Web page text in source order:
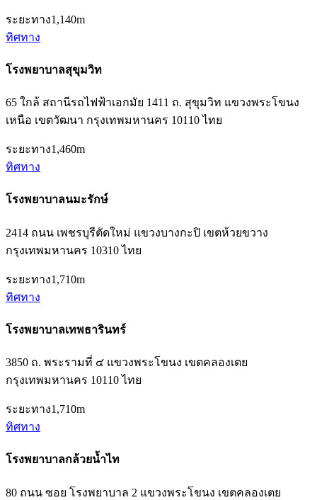
ระยะทาง1,140m
ทิศทาง
โรงพยาบาลสุขุมวิท
65 ใกล้ สถานีรถไฟฟ้าเอกมัย 1411 ถ. สุขุมวิท แขวงพระโขนง
เหนือ เขตวัฒนา กรุงเทพมหานคร 10110 ไทย
ระยะทาง1,460m
ทิศทาง
โรงพยาบาลนมะรักษ์
2414 ถนน เพชรบุรีตัดใหม่ แขวงบางกะปิ เขตห้วยขวาง
กรุงเทพมหานคร 10310 ไทย
ระยะทาง1,710m
ทิศทาง
โรงพยาบาลเทพธารินทร์
3850 ถ. พระรามที่ ๔ แขวงพระโขนง เขตคลองเตย
กรุงเทพมหานคร 10110 ไทย
ระยะทาง1,710m
ทิศทาง
โรงพยาบาลกล้วยน้ำไท
80 ถนน ซอย โรงพยาบาล 2 แขวงพระโขนง เขตคลองเตย